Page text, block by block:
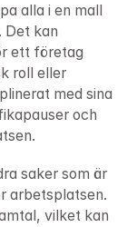
alla i en mall
Det kan
ett företag
roll eller
med sina
och
saker som är
arbetsplatsen.
vilket kan